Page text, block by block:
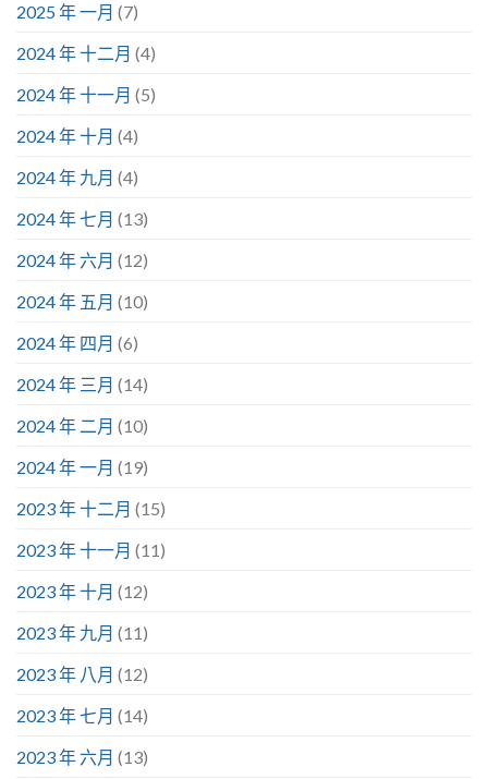
2025 年 一月 (7)
2024 年 十二月 (4)
2024 年 十一月 (5)
2024 年 十月 (4)
2024 年 九月 (4)
2024 年 七月 (13)
2024 年 六月 (12)
2024 年 五月 (10)
2024 年 四月 (6)
2024 年 三月 (14)
2024 年 二月 (10)
2024 年 一月 (19)
2023 年 十二月 (15)
2023 年 十一月 (11)
2023 年 十月 (12)
2023 年 九月 (11)
2023 年 八月 (12)
2023 年 七月 (14)
2023 年 六月 (13)